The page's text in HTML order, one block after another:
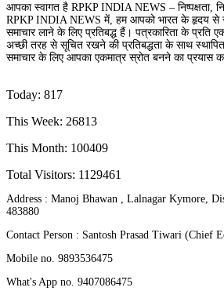
आपका स्वागत है RPKP INDIA NEWS – निष्पक्षता,
RPKP INDIA NEWS में, हम आपको भारत के हृदय से
समाचार लाने के लिए प्रतिबद्ध हैं। पत्रकारिता के प्रति
अच्छी तरह से सूचित रखने की प्रतिबद्धता के साथ
समाचार के लिए आपका एकमात्र स्रोत बनने का प्रयास
Today: 817
This Week: 26813
This Month: 100409
Total Visitors: 1129461
Address : Manoj Bhawan , Lalnagar Kymore,
483880
Contact Person : Santosh Prasad Tiwari (Chief
Mobile no. 9893536475
What's App no. 9407086475